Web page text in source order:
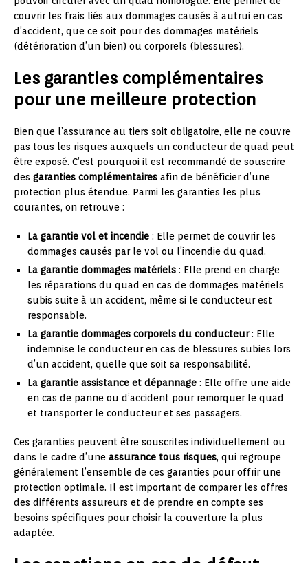
couvrir les frais liés aux dommages causés à autrui en cas
d’accident, que ce soit pour des dommages matériels
(détérioration d’un bien) ou corporels (blessures).
Les garanties complémentaires
pour une meilleure protection
Bien que l’assurance au tiers soit obligatoire, elle ne couvre
pas tous les risques auxquels un conducteur de quad peut
être exposé. C’est pourquoi il est recommandé de souscrire
des garanties complémentaires afin de bénéficier d’une
protection plus étendue. Parmi les garanties les plus
courantes, on retrouve :
La garantie vol et incendie : Elle permet de couvrir les
dommages causés par le vol ou l’incendie du quad.
La garantie dommages matériels : Elle prend en charge
les réparations du quad en cas de dommages matériels
subis suite à un accident, même si le conducteur est
responsable.
La garantie dommages corporels du conducteur: Elle
indemnise le conducteur en cas de blessures subies lors
d’un accident, quelle que soit sa responsabilité.
La garantie assistance et dépannage : Elle offre une aide
en cas de panne ou d’accident pour remorquer le quad
et transporter le conducteur et ses passagers.
Ces garanties peuvent être souscrites individuellement ou
dans le cadre d’une assurance tous risques, qui regroupe
généralement l’ensemble de ces garanties pour offrir une
protection optimale. Il est important de comparer les offres
des différents assureurs et de prendre en compte ses
besoins spécifiques pour choisir la couverture la plus
adaptée.